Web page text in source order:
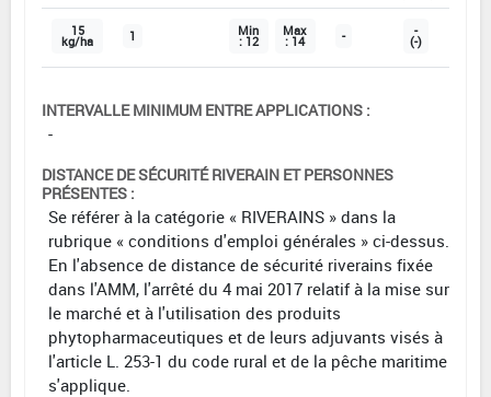
15
kg/ha 1 Min
: 12
Max
: 14 - -
(-)
INTERVALLE MINIMUM ENTRE APPLICATIONS :
-
DISTANCE DE SÉCURITÉ RIVERAIN ET PERSONNES
PRÉSENTES :
Se référer à la catégorie « RIVERAINS » dans la
rubrique « conditions d'emploi générales » ci-dessus.
En l'absence de distance de sécurité riverains fixée
dans l'AMM, l'arrêté du 4 mai 2017 relatif à la mise sur
le marché et à l'utilisation des produits
phytopharmaceutiques et de leurs adjuvants visés à
l'article L. 253-1 du code rural et de la pêche maritime
s'applique.